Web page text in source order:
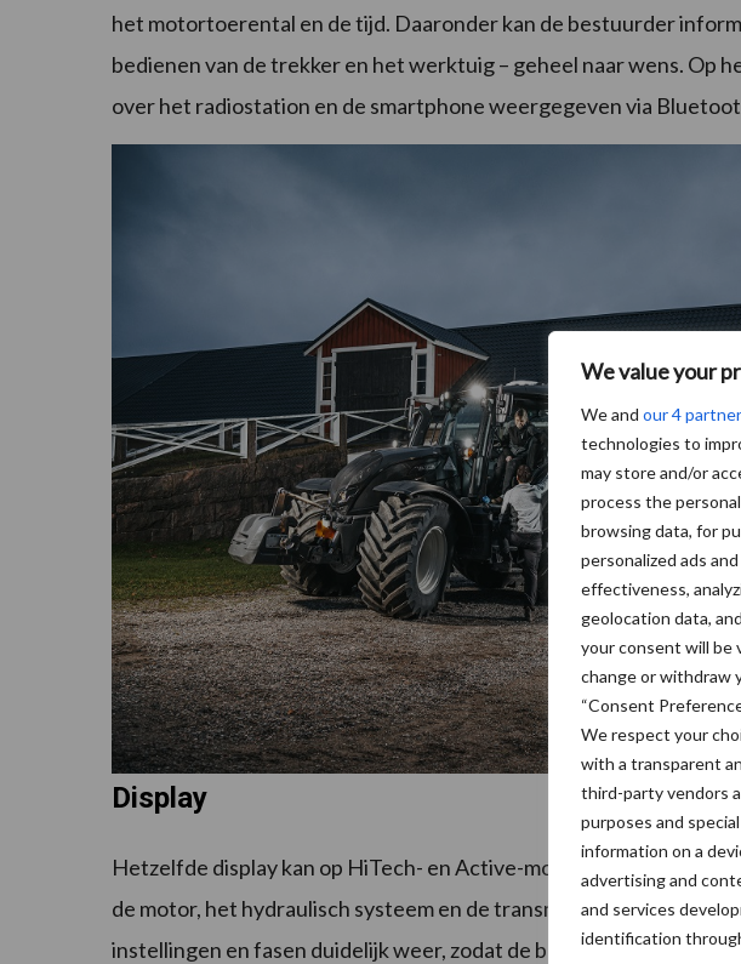
We value your
We and our 4
technologies to
may store and/or
process the
browsing data, for
personalized ads
effectiveness,
geolocation data,
your consent will be
change or withdraw
“Consent
We respect your
with a transparent
third-party vendors
purposes and
information on a
advertising and
and services
identification
het motortoerental en de tijd. Daaronder kan de bestuurder
bedienen van de trekker en het werktuig – geheel naar wens. Op
over het radiostation en de smartphone weergegeven via
Display
Hetzelfde display kan op HiTech- en Active-modellen ook worden
de motor, het hydraulisch systeem en de transmissie te
instellingen en fasen duidelijk weer, zodat de bestuurder veel meer